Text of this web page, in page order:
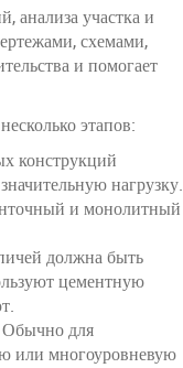
анализа участка и
схемами,
и помогает
этапов:
конструкций
нагрузку.
и монолитный
должна быть
цементную
для
или многоуровневую